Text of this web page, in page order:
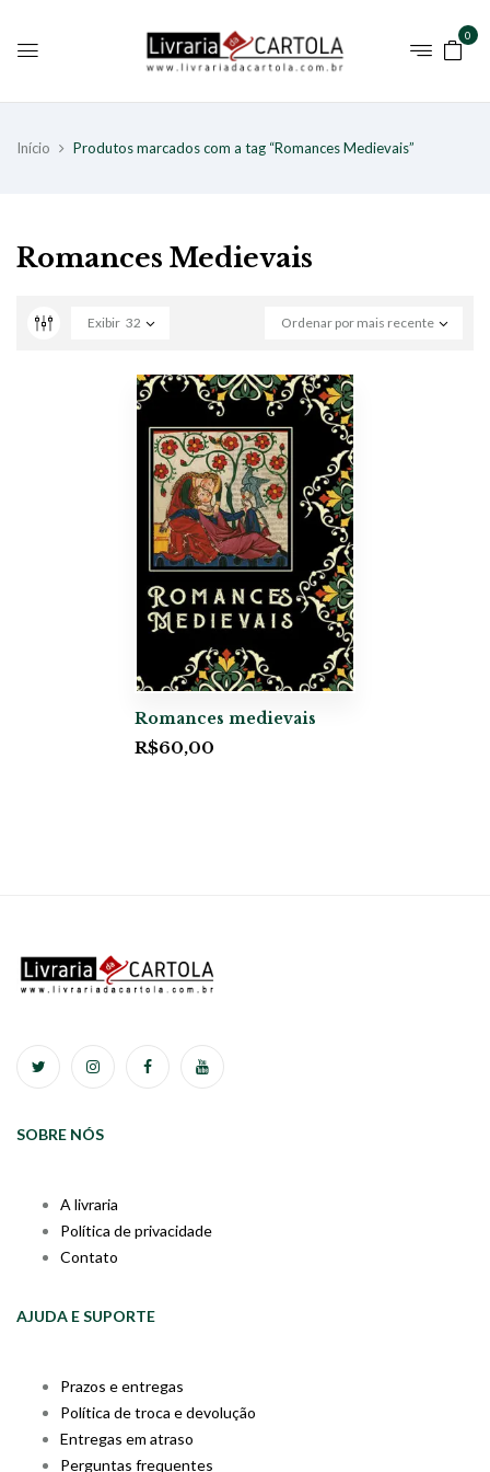
0
Início Produtos marcados com a tag “Romances Medievais”
Romances Medievais
Ordenar por mais recente
Exibir 32
Romances medievais
R$60,00
SOBRE NÓS
A livraria
Política de privacidade
Contato
AJUDA E SUPORTE
Prazos e entregas
Política de troca e devolução
Entregas em atraso
Perguntas frequentes